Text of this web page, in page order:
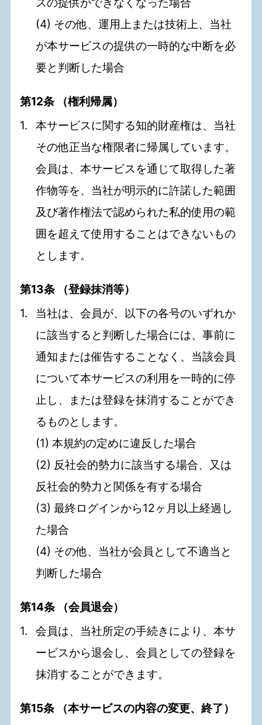
(4) その他、運用上または技術上、当社
が本サービスの提供の一時的な中断を必
要と判断した場合
第12条 （権利帰属）
本サービスに関する知的財産権は、当社
その他正当な権限者に帰属しています。
会員は、本サービスを通じて取得した著
作物等を、当社が明示的に許諾した範囲
及び著作権法で認められた私的使用の範
囲を超えて使用することはできないもの
とします。
第13条 （登録抹消等）
当社は、会員が、以下の各号のいずれか
に該当すると判断した場合には、事前に
通知または催告することなく、当該会員
について本サービスの利用を一時的に停
止し、または登録を抹消することができ
るものとします。
(1) 本規約の定めに違反した場合
(2) 反社会的勢力に該当する場合、又は
反社会的勢力と関係を有する場合
(3) 最終ログインから12ヶ月以上経過し
た場合
(4) その他、当社が会員として不適当と
判断した場合
第14条 （会員退会）
会員は、当社所定の手続きにより、本サ
ービスから退会し、会員としての登録を
抹消することができます。
第15条 （本サービスの内容の変更、終了）